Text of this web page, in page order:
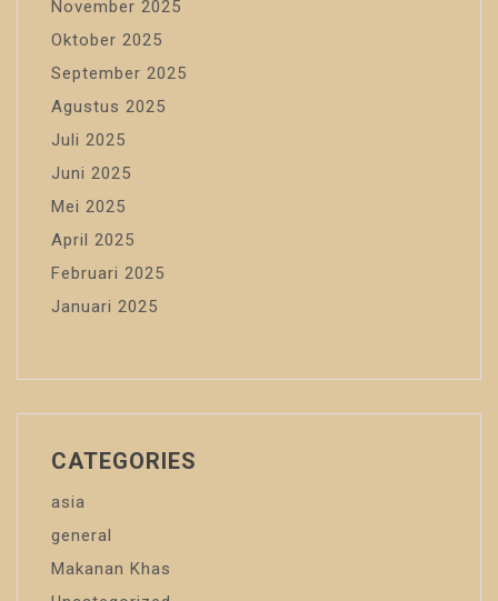
November 2025
Oktober 2025
September 2025
Agustus 2025
Juli 2025
Juni 2025
Mei 2025
April 2025
Februari 2025
Januari 2025
CATEGORIES
asia
general
Makanan Khas